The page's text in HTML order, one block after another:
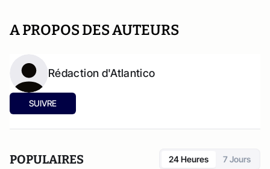
A PROPOS DES AUTEURS
Rédaction d'Atlantico
SUIVRE
POPULAIRES 24 Heures 7 Jours